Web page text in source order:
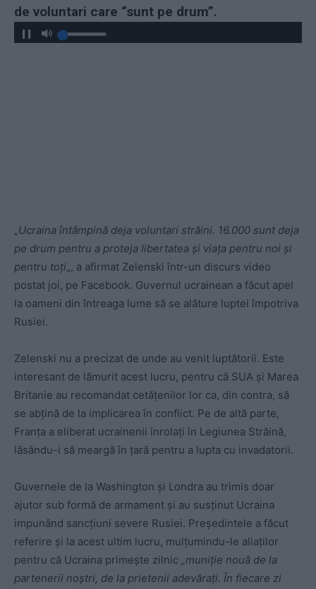
de voluntari care “sunt pe drum”.
„Ucraina întâmpină deja voluntari străini. 16.000 sunt deja
pe drum pentru a proteja libertatea și viața pentru noi și
pentru toți„, a afirmat Zelenski într-un discurs video
postat joi, pe Facebook. Guvernul ucrainean a făcut apel
la oameni din întreaga lume să se alăture luptei împotriva
Rusiei.
Zelenski nu a precizat de unde au venit luptătorii. Este
interesant de lămurit acest lucru, pentru că SUA și Marea
Britanie au recomandat cetățenilor lor ca, din contra, să
se abțină de la implicarea în conflict. Pe de altă parte,
Franța a eliberat ucrainenii înrolați în Legiunea Străină,
lăsându-i să meargă în țară pentru a lupta cu invadatorii.
Guvernele de la Washington și Londra au trimis doar
ajutor sub formă de armament și au susținut Ucraina
impunând sancțiuni severe Rusiei. Președintele a făcut
referire și la acest ultim lucru, mulțumindu-le aliaților
pentru că Ucraina primește zilnic „muniție nouă de la
partenerii noștri, de la prietenii adevărați. În fiecare zi